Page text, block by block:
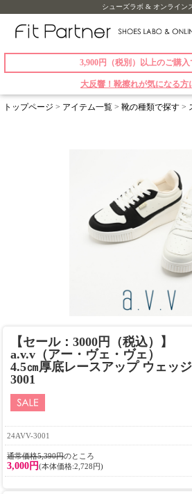
シューズラボ & オンライン
3,900円（税別）以上のご購
大反響！靴擦れが気になる
トップページ > アイテム一覧 > 靴の種類で探す >
【セール：3000円（税込）】
a.v.v（アー・ヴェ・ヴェ）
4.5㎝厚底レースアップ ウェッ
3001
24AVV-3001
通常価格5,390円のところ
3,000円(本体価格:2,728円)